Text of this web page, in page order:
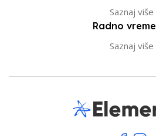
Saznaj više
Radno vreme
Saznaj više